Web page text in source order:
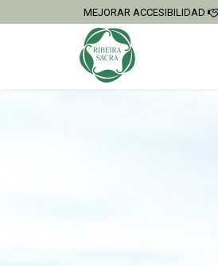
MEJORAR ACCESIBILIDAD